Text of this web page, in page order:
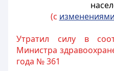
(с изменениями
Утратил силу в
Министра
года № 361